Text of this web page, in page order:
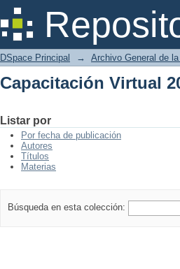
Capacitación Virtual
DSpace Principal → Archivo General de
Capacitación Virtual
Listar por
Por fecha de publicación
Autores
Títulos
Materias
Búsqueda en esta colección: